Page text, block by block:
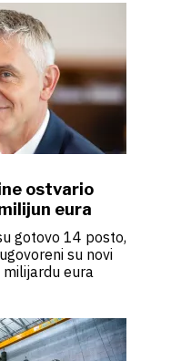
ostvario
eura
gotovo 14 posto,
su novi
milijardu eura